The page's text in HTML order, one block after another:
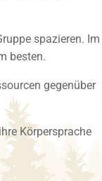
spazieren. Im
besten.
gegenüber
Körpersprache